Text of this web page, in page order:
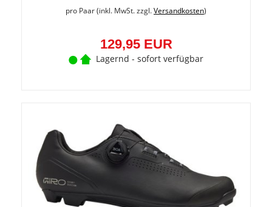
pro Paar (inkl. MwSt. zzgl.Versandkosten)
129,95 EUR
Lagernd - sofort verfügbar